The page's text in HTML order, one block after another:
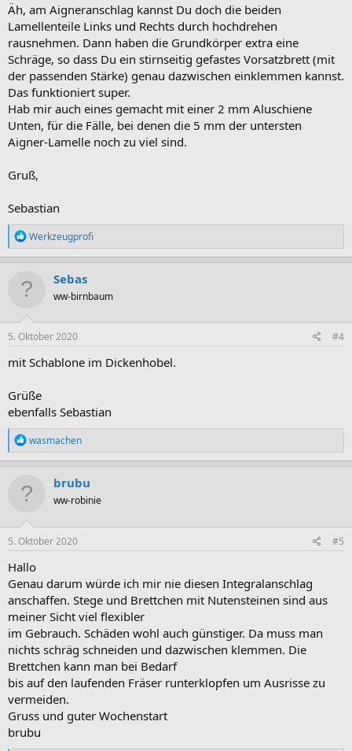
Äh, am Aigneranschlag kannst Du doch die beiden
Lamellenteile Links und Rechts durch hochdrehen
rausnehmen. Dann haben die Grundkörper extra eine
Schräge, so dass Du ein stirnseitig gefastes Vorsatzbrett (mit
der passenden Stärke) genau dazwischen einklemmen kannst.
Das funktioniert super.
Hab mir auch eines gemacht mit einer 2 mm Aluschiene
Unten, für die Fälle, bei denen die 5 mm der untersten
Aigner-Lamelle noch zu viel sind.
Gruß,
Sebastian
R
e
a
t
n
e
:
Werkzeugprofi
Sebas
ww-birnbaum
5. Oktober 2020 #4
mit Schablone im Dickenhobel.
Grüße
ebenfalls Sebastian
R
e
a
t
n
e
:
wasmachen
brubu
ww-robinie
5. Oktober 2020 #5
Hallo
Genau darum würde ich mir nie diesen Integralanschlag
anschaffen. Stege und Brettchen mit Nutensteinen sind aus
meiner Sicht viel flexibler
im Gebrauch. Schäden wohl auch günstiger. Da muss man
nichts schräg schneiden und dazwischen klemmen. Die
Brettchen kann man bei Bedarf
bis auf den laufenden Fräser runterklopfen um Ausrisse zu
vermeiden.
Gruss und guter Wochenstart
brubu